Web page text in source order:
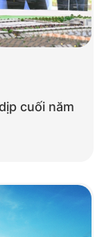
cuối năm